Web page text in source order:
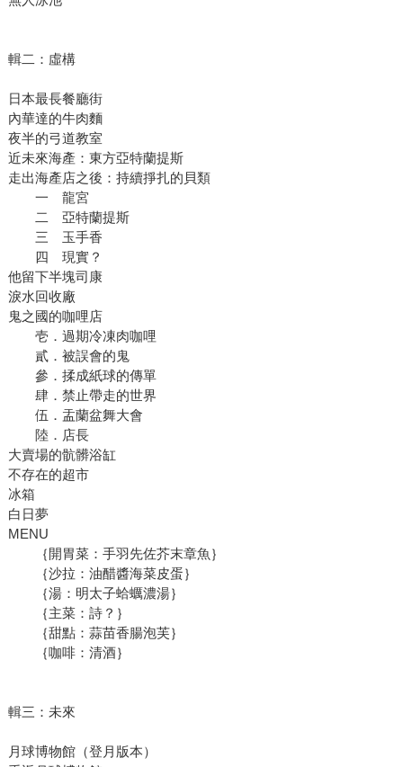
輯二：虛構
日本最長餐廳街
內華達的牛肉麵
夜半的弓道教室
近未來海產：東方亞特蘭提斯
走出海產店之後：持續掙扎的貝類
一 龍宮
二 亞特蘭提斯
三 玉手香
四 現實？
他留下半塊司康
淚水回收廠
鬼之國的咖哩店
壱．過期冷凍肉咖哩
貳．被誤會的鬼
參．揉成紙球的傳單
肆．禁止帶走的世界
伍．盂蘭盆舞大會
陸．店長
大賣場的骯髒浴缸
不存在的超市
冰箱
白日夢
MENU
｛開胃菜：手羽先佐芥末章魚｝
｛沙拉：油醋醬海菜皮蛋｝
｛湯：明太子蛤蠣濃湯｝
｛主菜：詩？｝
｛甜點：蒜苗香腸泡芙｝
｛咖啡：清酒｝
輯三：未來
月球博物館（登月版本）